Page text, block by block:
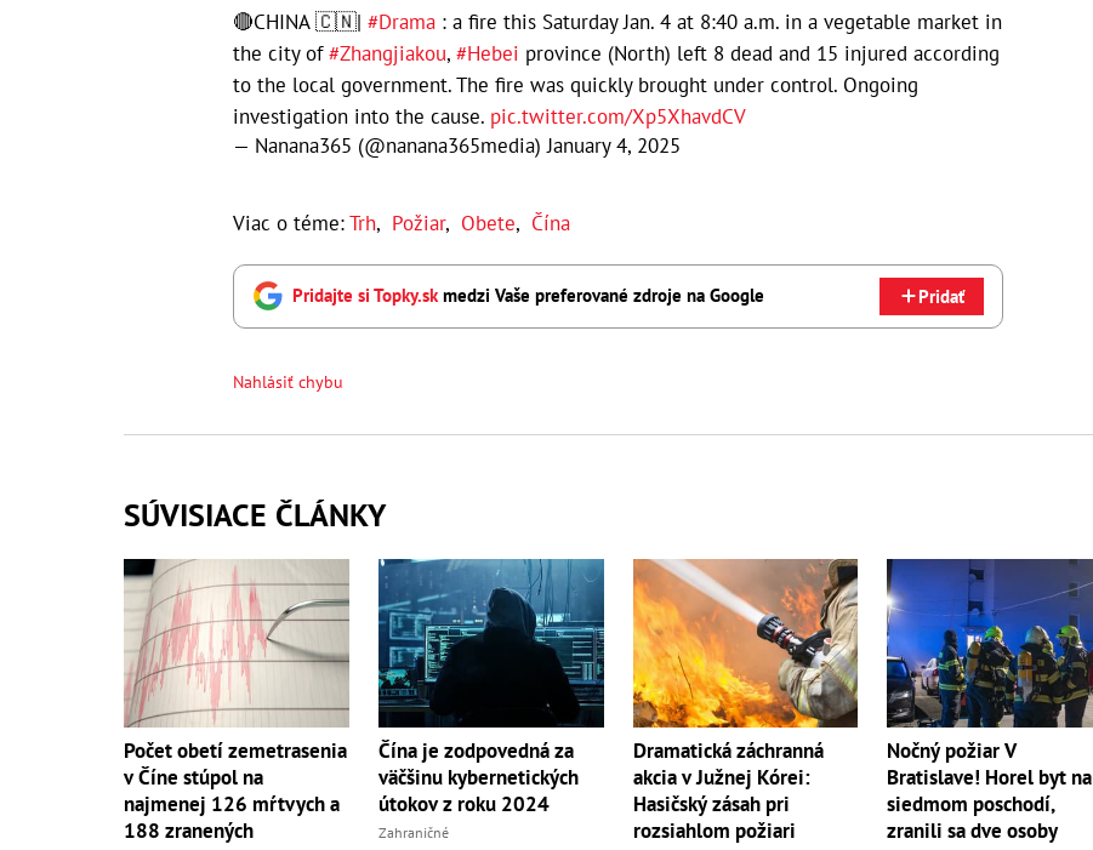
🔴CHINA 🇨🇳| #Drama : a fire this Saturday Jan. 4 at 8:40 a.m. in a vegetable market in
the city of#Zhangjiakou, #Hebei province (North) left 8 dead and 15 injured according
to the local government. The fire was quickly brought under control. Ongoing
investigation into the cause. pic.twitter.com/Xp5XhavdCV
— Nanana365 (@nanana365media)January 4, 2025
Viac o téme:Trh, Požiar, Obete, Čína
Pridajte si Topky.skmedzi Vaše preferované zdroje na Google Pridať
Nahlásiť chybu
SÚVISIACE ČLÁNKY
Počet obetí zemetrasenia
v Číne stúpol na
najmenej 126 mŕtvych a
188 zranených
Čína je zodpovedná za
väčšinu kybernetických
útokov z roku 2024
Zahraničné
Dramatická záchranná
akcia v Južnej Kórei:
Hasičský zásah pri
rozsiahlom požiari
Nočný požiar V
Bratislave! Horel byt na
siedmom poschodí,
zranili sa dve osoby